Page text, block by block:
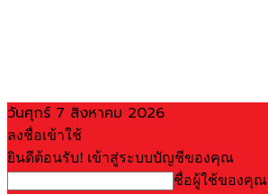
วันศุกร์ 7 สิงหาคม 2026
ลงชื่อเข้าใช้
ยินดีต้อนรับ! เข้าสู่ระบบบัญชีของคุณ
ชื่อผู้ใช้ของคุณ